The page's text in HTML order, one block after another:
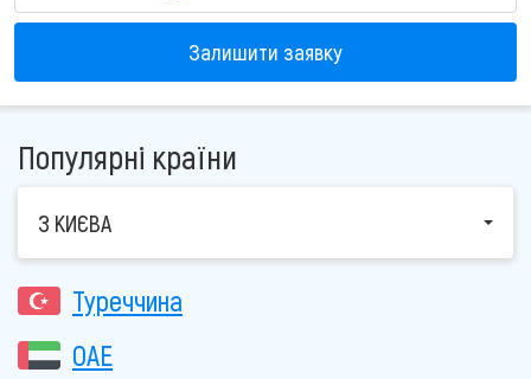
Залишити заявку
Популярні країни
З КИЄВА
Туреччина
ОАЕ